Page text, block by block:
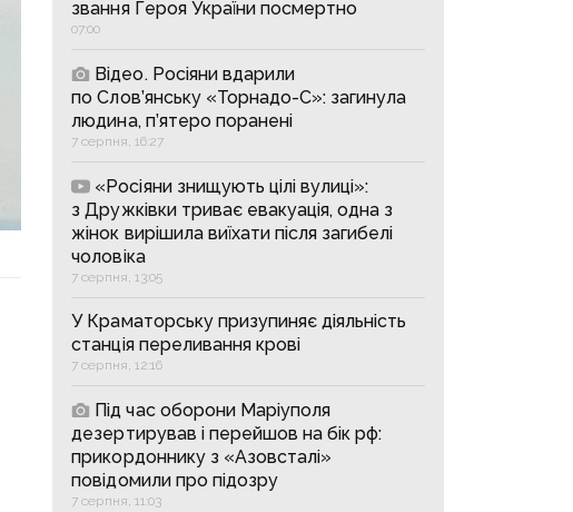
звання Героя України посмертно
07:00
Відео. Росіяни вдарили
по Слов’янську «Торнадо-С»: загинула
людина, п’ятеро поранені
7 серпня, 16:27
«Росіяни знищують цілі вулиці»:
з Дружківки триває евакуація, одна з
жінок вирішила виїхати після загибелі
чоловіка
7 серпня, 13:05
У Краматорську призупиняє діяльність
станція переливання крові
7 серпня, 12:16
Під час оборони Маріуполя
дезертирував і перейшов на бік рф:
прикордоннику з «Азовсталі»
повідомили про підозру
7 серпня, 11:03